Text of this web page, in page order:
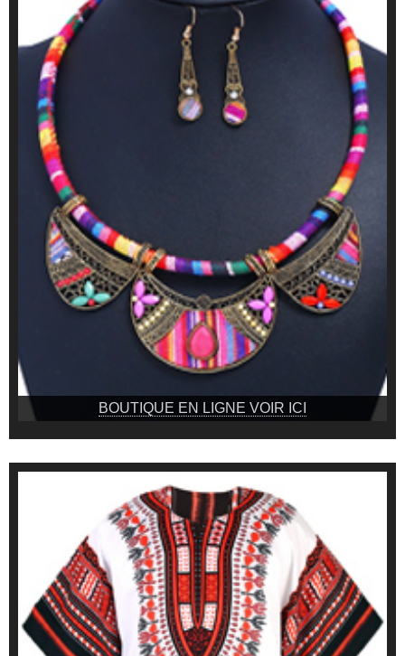
BOUTIQUE EN LIGNE VOIR ICI